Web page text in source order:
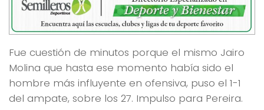
Fue cuestión de minutos porque el mismo Jairo
Molina que hasta ese momento había sido el
hombre más influyente en ofensiva, puso el 1-1
del ampate, sobre los 27. Impulso para Pereira.